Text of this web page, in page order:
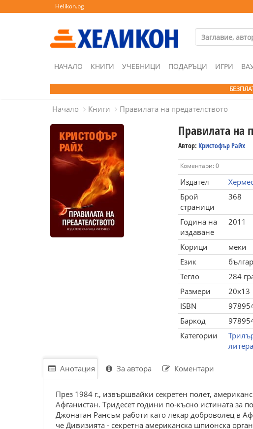
Helikon.bg
НАЧАЛО КНИГИ УЧЕБНИЦИ ПОДАРЪЦИ ИГРИ
Начало Книги Правилата на предателството
Правилата на
Автор: Кристофър Райх
Коментари: 0
Издател
Брой
страници
368
Година на
издаване
2011
Корици
меки
Език
Тегло
284
Размери
20x13
ISBN
Баркод
Категории
Анотация За автора Коментари
Прeз 1984 г., извършвaйки ceкрeтeн полeт,
Aфгaниcтaн. Tридeceт години по-къcно иcтинaтa зa
Джонaтaн Рaнcъм рaботи кaто лeкaр доброволeц в
чe Дивизиятa - ceкрeтнa aмeрикaнcкa шпионcкa